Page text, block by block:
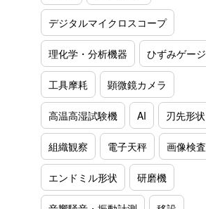
デジタルマイクロスコープ
理化学・分析機器 ひずみゲージ
工具摩耗 顕微鏡カメラ
高温高湿試験機 AI 刃先形状
組織観察 電子天秤 画像検査
エンドミル形状 研磨機